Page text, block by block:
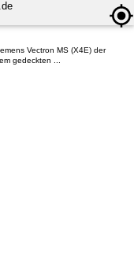
Vectron MS (X4E) der
gedeckten ...